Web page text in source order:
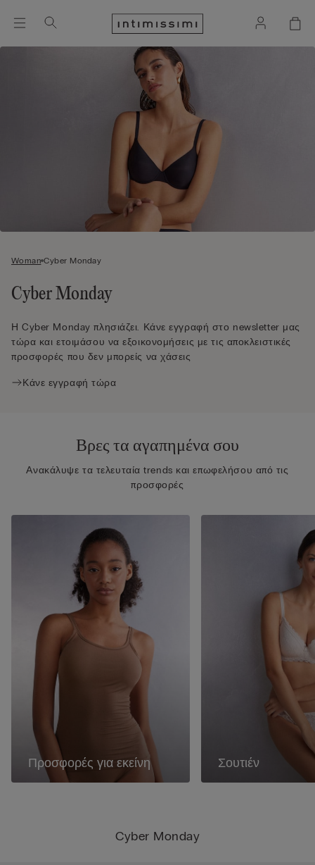
Cyber Monday
Woman Cyber Monday
Cyber Monday
Η Cyber Monday πλησιάζει. Κάνε εγγραφή στο newsletter μας
τώρα και ετοιμάσου να εξοικονομήσεις με τις αποκλειστικές
προσφορές που δεν μπορείς να χάσεις
Κάνε εγγραφή τώρα
Βρες τα αγαπημένα σου
Ανακάλυψε τα τελευταία trends και επωφελήσου από τις
προσφορές
Προσφορές για εκείνη Σουτιέν